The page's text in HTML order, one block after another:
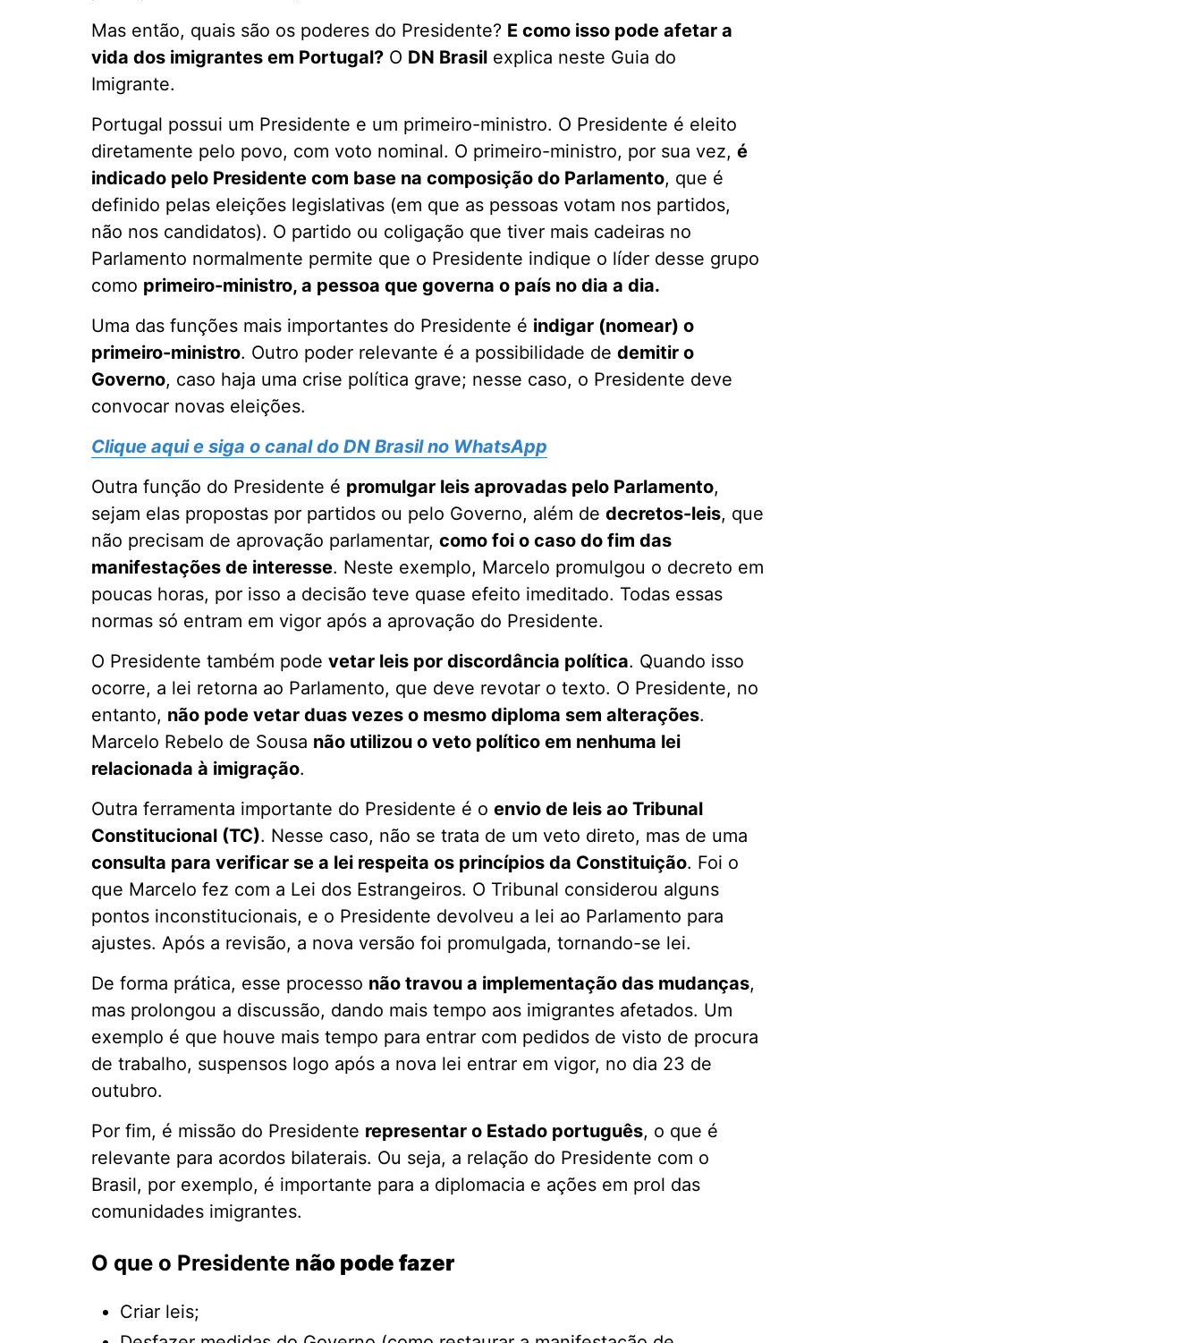
Mas então, quais são os poderes do Presidente? E como isso pode afetar a
vida dos imigrantes em Portugal? O DN Brasil explica neste Guia do
Imigrante.
Portugal possui um Presidente e um primeiro-ministro. O Presidente é eleito
diretamente pelo povo, com voto nominal. O primeiro-ministro, por sua vez, é
indicado pelo Presidente com base na composição do Parlamento, que é
definido pelas eleições legislativas (em que as pessoas votam nos partidos,
não nos candidatos). O partido ou coligação que tiver mais cadeiras no
Parlamento normalmente permite que o Presidente indique o líder desse grupo
como primeiro-ministro, a pessoa que governa o país no dia a dia.
Uma das funções mais importantes do Presidente é indigar (nomear) o
primeiro-ministro. Outro poder relevante é a possibilidade de demitir o
Governo, caso haja uma crise política grave; nesse caso, o Presidente deve
convocar novas eleições.
Clique aqui e siga o canal do DN Brasil no WhatsApp
Outra função do Presidente é promulgar leis aprovadas pelo Parlamento,
sejam elas propostas por partidos ou pelo Governo, além de decretos-leis, que
não precisam de aprovação parlamentar, como foi o caso do fim das
manifestações de interesse. Neste exemplo, Marcelo promulgou o decreto em
poucas horas, por isso a decisão teve quase efeito imeditado. Todas essas
normas só entram em vigor após a aprovação do Presidente.
O Presidente também pode vetar leis por discordância política. Quando isso
ocorre, a lei retorna ao Parlamento, que deve revotar o texto. O Presidente, no
entanto, não pode vetar duas vezes o mesmo diploma sem alterações.
Marcelo Rebelo de Sousa não utilizou o veto político em nenhuma lei
relacionada à imigração.
Outra ferramenta importante do Presidente é o envio de leis ao Tribunal
Constitucional (TC). Nesse caso, não se trata de um veto direto, mas de uma
consulta para verificar se a lei respeita os princípios da Constituição. Foi o
que Marcelo fez com a Lei dos Estrangeiros. O Tribunal considerou alguns
pontos inconstitucionais, e o Presidente devolveu a lei ao Parlamento para
ajustes. Após a revisão, a nova versão foi promulgada, tornando-se lei.
De forma prática, esse processo não travou a implementação das mudanças,
mas prolongou a discussão, dando mais tempo aos imigrantes afetados. Um
exemplo é que houve mais tempo para entrar com pedidos de visto de procura
de trabalho, suspensos logo após a nova lei entrar em vigor, no dia 23 de
outubro.
Por fim, é missão do Presidente representar o Estado português, o que é
relevante para acordos bilaterais. Ou seja, a relação do Presidente com o
Brasil, por exemplo, é importante para a diplomacia e ações em prol das
comunidades imigrantes.
O que o Presidente não pode fazer
Criar leis;